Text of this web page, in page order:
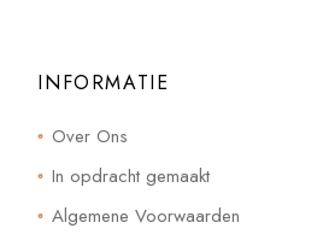
INFORMATIE
Over Ons
In opdracht gemaakt
Algemene Voorwaarden